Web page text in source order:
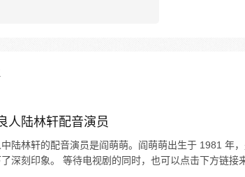
人陆林轩配音演员
陆林轩的配音演员是阎萌萌。阎萌萌出生于 1981 年
深刻印象。 等待电视剧的同时，也可以点击下方链接